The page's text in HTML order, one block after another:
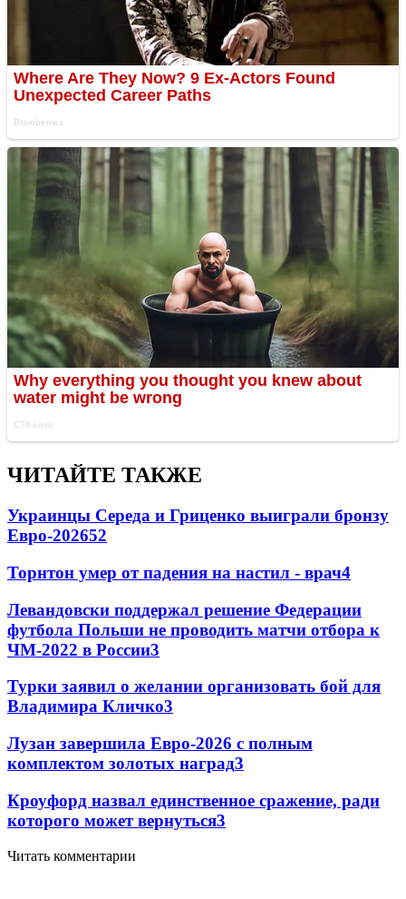
ЧИТАЙТЕ ТАКЖЕ
Украинцы Середа и Гриценко выиграли бронзу
Евро-202652
Торнтон умер от падения на настил - врач4
Левандовски поддержал решение Федерации
футбола Польши не проводить матчи отбора к
ЧМ-2022 в России3
Турки заявил о желании организовать бой для
Владимира Кличко3
Лузан завершила Евро-2026 с полным
комплектом золотых наград3
Кроуфорд назвал единственное сражение, ради
которого может вернуться3
Читать комментарии